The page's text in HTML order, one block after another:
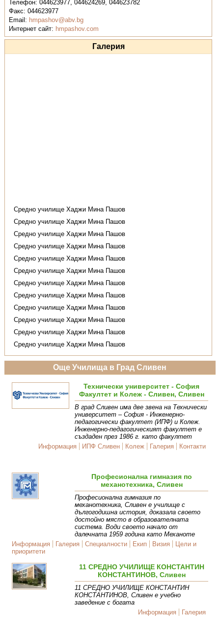
Телефон:044623977, 044624269, 044623782
Факс:044623977
Email: hmpashov@abv.bg
Интернет сайт: hmpashov.com
Галерия
Средно училище Хаджи Мина Пашов
Средно училище Хаджи Мина Пашов
Средно училище Хаджи Мина Пашов
Средно училище Хаджи Мина Пашов
Средно училище Хаджи Мина Пашов
Средно училище Хаджи Мина Пашов
Средно училище Хаджи Мина Пашов
Средно училище Хаджи Мина Пашов
Средно училище Хаджи Мина Пашов
Средно училище Хаджи Мина Пашов
Средно училище Хаджи Мина Пашов
Средно училище Хаджи Мина Пашов
Още Училища в Град Сливен
Технически университет - София
Факултет и Колеж - Сливен, Сливен
В град Сливен има две звена на Технически
университет – София - Инженерно-
педагогически факултет (ИПФ) и Колеж.
Инженерно-педагогическият факултет е
създаден през 1986 г. като факултет
Информация
ИПФ Сливен Колеж Галерия Контакти
Професионална гимназия по
механотехника, Сливен
Професионална гимназия по
механотехника, Сливен е училище с
дългогодишна история, доказала своето
достойно място в образователната
система. Води своето начало от
далечната 1959 година като Механоте
Информация
Галерия Специалности Екип Визия
Цели и
приоритети
11 СРЕДНО УЧИЛИЩЕ КОНСТАНТИН
КОНСТАНТИНОВ, Сливен
11 СРЕДНО УЧИЛИЩЕ КОНСТАНТИН
КОНСТАНТИНОВ, Сливен е учебно
заведение с богата
Информация
Галерия